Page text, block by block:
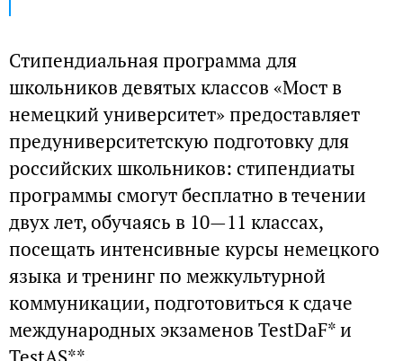
Стипендиальная программа для
школьников девятых классов «Мост в
немецкий университет» предоставляет
предуниверситетскую подготовку для
российских школьников: стипендиаты
программы смогут бесплатно в течении
двух лет, обучаясь в 10—11 классах,
посещать интенсивные курсы немецкого
языка и тренинг по межкультурной
коммуникации, подготовиться к сдаче
международных экзаменов TestDaF* и